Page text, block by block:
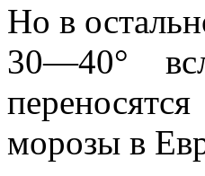
Но в
30—40°
морозы в